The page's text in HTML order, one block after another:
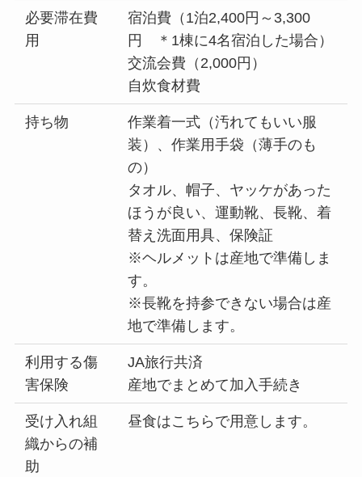
必要滞在費
用
宿泊費（1泊2,400円～3,300
円 ＊1棟に4名宿泊した場合）
交流会費（2,000円）
自炊食材費
持ち物
作業着一式（汚れてもいい服
装）、作業用手袋（薄手のも
の）
タオル、帽子、ヤッケがあった
ほうが良い、運動靴、長靴、着
替え洗面用具、保険証
※ヘルメットは産地で準備しま
す。
※長靴を持参できない場合は産
地で準備します。
利用する傷
害保険
JA旅行共済
産地でまとめて加入手続き
受け入れ組
織からの補
助
昼食はこちらで用意します。